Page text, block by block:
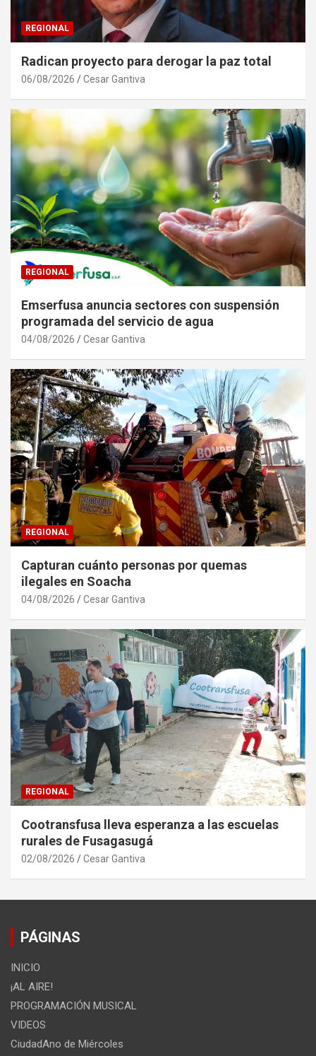
REGIONAL
Radican proyecto para derogar la paz total
06/08/2026 Cesar Gantiva
REGIONAL
Emserfusa anuncia sectores con suspensión
programada del servicio de agua
04/08/2026 Cesar Gantiva
REGIONAL
Capturan cuánto personas por quemas
ilegales en Soacha
04/08/2026 Cesar Gantiva
REGIONAL
Cootransfusa lleva esperanza a las escuelas
rurales de Fusagasugá
02/08/2026 Cesar Gantiva
PÁGINAS
INICIO
¡AL AIRE!
PROGRAMACIÓN MUSICAL
VIDEOS
CiudadAno de Miércoles